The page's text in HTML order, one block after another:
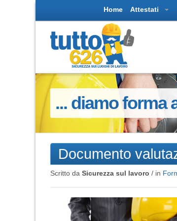
Home Attestati
... diamo forma
Documento
Scritto da Sicurezza sul lavoro / in